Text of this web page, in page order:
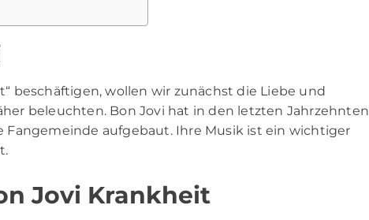
beschäftigen, wollen wir zunächst die Liebe und
beleuchten. Bon Jovi hat in den letzten Jahrzehnten
aufgebaut. Ihre Musik ist ein wichtiger
Jovi Krankheit